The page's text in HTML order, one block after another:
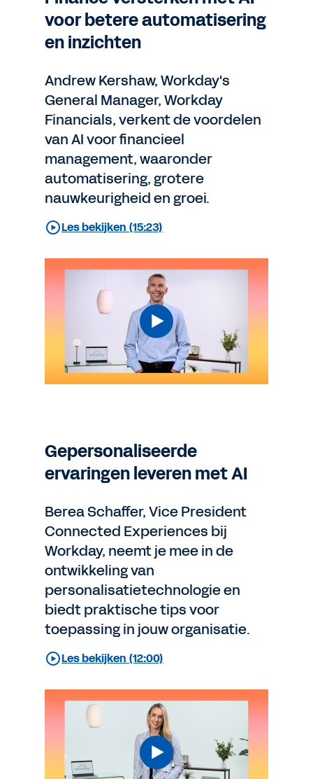
voor betere automatisering
en inzichten
Andrew Kershaw, Workday's
General Manager, Workday
Financials, verkent de voordelen
van AI voor financieel
management, waaronder
automatisering, grotere
nauwkeurigheid en groei.
Les bekijken (15:23)
Gepersonaliseerde
ervaringen leveren met AI
Berea Schaffer, Vice President
Connected Experiences bij
Workday, neemt je mee in de
ontwikkeling van
personalisatietechnologie en
biedt praktische tips voor
toepassing in jouw organisatie.
Les bekijken (12:00)